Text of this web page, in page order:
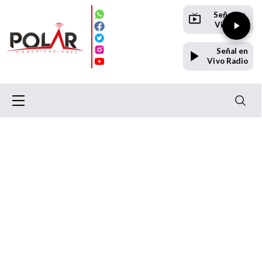
Señal en
Vivo TV
Señal en
Vivo Radio